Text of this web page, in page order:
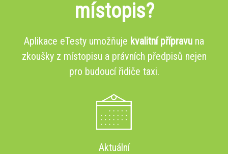
místopis?
Aplikace eTesty umožňuje kvalitní přípravu na
zkoušky z místopisu a právních předpisů nejen
pro budoucí řidiče taxi.
Aktuální